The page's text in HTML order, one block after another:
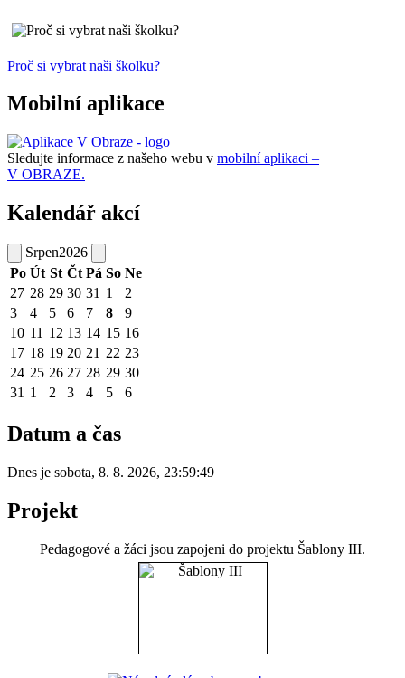
Proč si vybrat naši školku?
Mobilní aplikace
Sledujte informace z našeho webu v mobilní aplikaci –
V OBRAZE.
Kalendář akcí
Srpen2026
Po Út St Čt Pá So Ne
27 28 29 30 31 1
2
3
4 5 6 7 8
9
10 11 12 13 14 15 16
17 18 19 20 21 22 23
24 25 26 27 28 29 30
31 1 2 3 4 5 6
Datum a čas
Dnes je sobota, 8. 8. 2026, 23:59:49
Projekt
Pedagogové a žáci jsou zapojeni do projektu Šablony III.